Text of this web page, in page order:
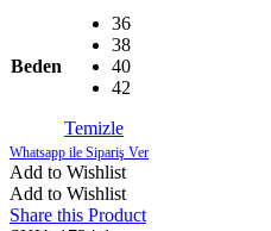
Beden
36
38
40
42
Temizle
Add to Wishlist
Add to Wishlist
Share this Product